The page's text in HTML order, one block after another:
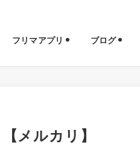
フリマアプリ ブログ
メルカリ】